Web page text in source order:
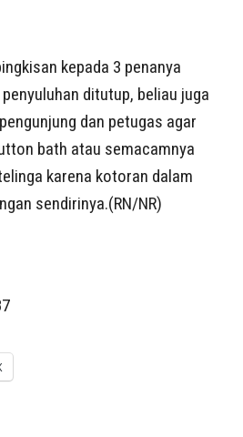
kepada 3 penanya
ditutup, beliau juga
dan petugas agar
bath atau semacamnya
karena kotoran dalam
sendirinya.(RN/NR)